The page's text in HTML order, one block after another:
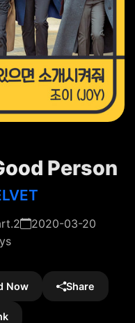
Person
2020-03-20
Now Share